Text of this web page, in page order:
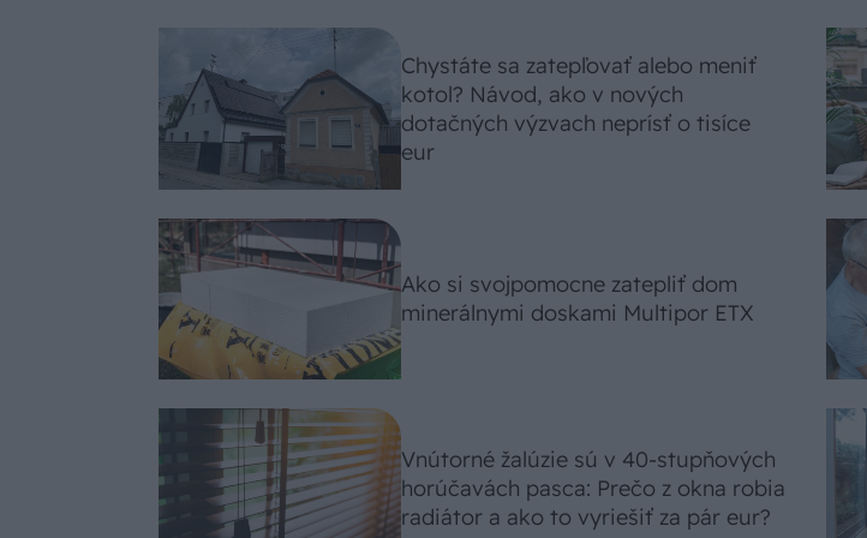
Chystáte sa zatepľovať alebo meniť
kotol? Návod, ako v nových
dotačných výzvach neprísť o tisíce
eur
Ako si svojpomocne zatepliť dom
minerálnymi doskami Multipor ETX
Vnútorné žalúzie sú v 40-stupňových
horúčavách pasca: Prečo z okna robia
radiátor a ako to vyriešiť za pár eur?